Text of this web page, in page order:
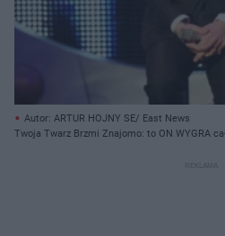
Autor: ARTUR HOJNY SE/ East News
Twoja Twarz Brzmi Znajomo: to ON WYGRA